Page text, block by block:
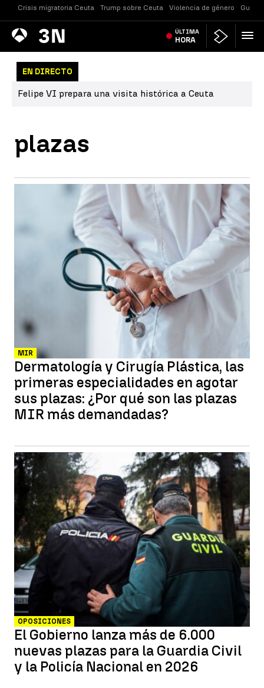
Crisis migratoria Ceuta Trump sobre Ceuta Violencia de género
Antena
3 Noticias ÚLTIMA
HORA
EN DIRECTO
Felipe VI prepara una visita histórica a Ceuta
plazas
MIR
Dermatología y Cirugía Plástica, las
primeras especialidades en agotar
sus plazas: ¿Por qué son las plazas
MIR más demandadas?
OPOSICIONES
El Gobierno lanza más de 6.000
nuevas plazas para la Guardia Civil
y la Policía Nacional en 2026